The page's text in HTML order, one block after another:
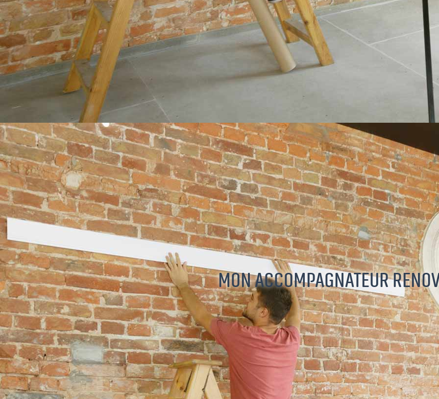
MON ACCOMPAGNATEUR